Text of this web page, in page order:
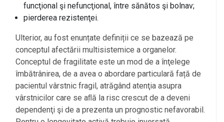
funcţional şi nefuncţional, între sănătos şi bolnav;
pierderea rezistenţei.
Ulterior, au fost enunțate definiții ce se bazează pe
conceptul afectării multisistemice a organelor.
Conceptul de fragilitate este un mod de a înţelege
îmbătrânirea, de a avea o abordare particulară față de
pacientul vârstnic fragil, atrăgând atenţia asupra
vârstnicilor care se aﬂă la risc crescut de a deveni
dependenţi şi de a prezenta un prognostic nefavorabil.